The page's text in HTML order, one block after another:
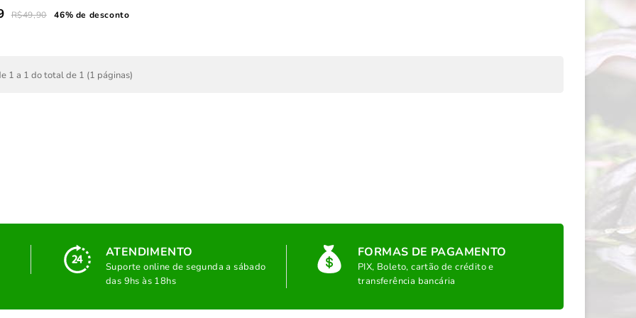
R$49,90 46% de desconto
1 a 1 do total de 1 (1 páginas)
ATENDIMENTO
Suporte online de segunda a sábado
das 9hs às 18hs
FORMAS DE PAGAMENTO
PIX, Boleto, cartão de crédito e
transferência bancária